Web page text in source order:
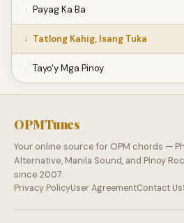
Payag Ka Ba
Tatlong Kahig, Isang Tuka
Tayo'y Mga Pinoy
OPMTunes
Your online source for OPM chords —
Alternative, Manila Sound, and Pinoy
since 2007.
Privacy PolicyUser AgreementContact Us